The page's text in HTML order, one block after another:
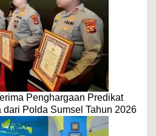
Penghargaan Predikat
dari Polda Sumsel Tahun 2026